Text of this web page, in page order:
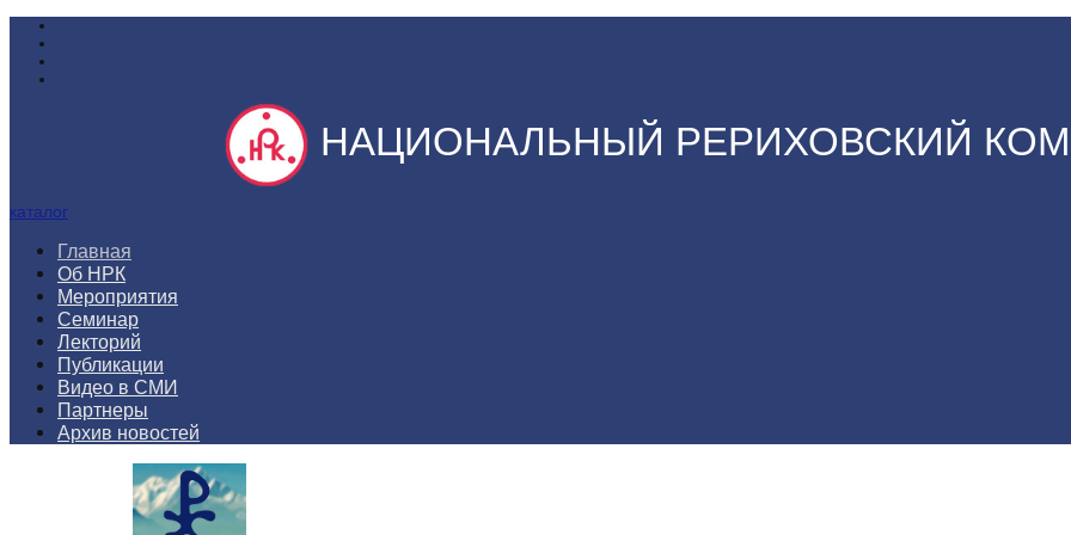
НАЦИОНАЛЬНЫЙ РЕРИХОВСКИЙ
каталог
Главная
Об НРК
Мероприятия
Семинар
Лекторий
Публикации
Видео в СМИ
Партнеры
Архив новостей